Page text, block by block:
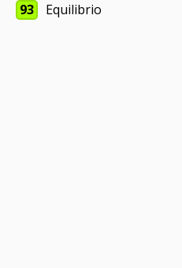
93
Equilibrio